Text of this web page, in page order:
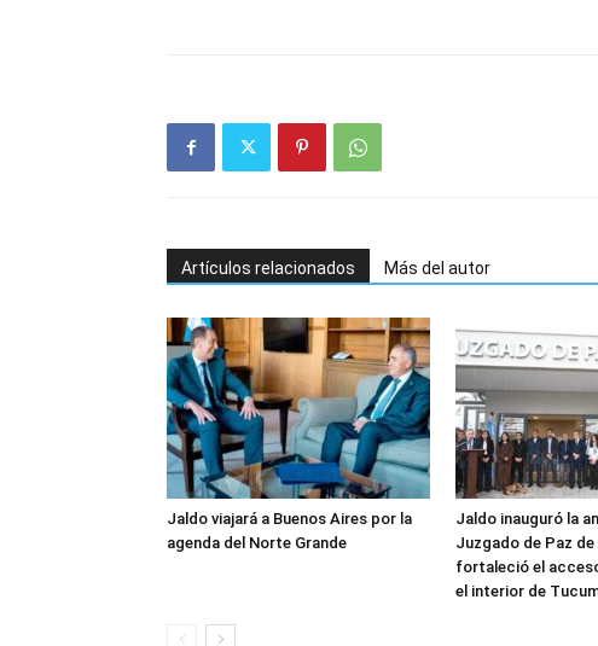
Artículos relacionados Más del autor
Jaldo viajará a Buenos Aires por la
agenda del Norte Grande
Jaldo inauguró la
Juzgado de Paz de
fortaleció el
el interior de